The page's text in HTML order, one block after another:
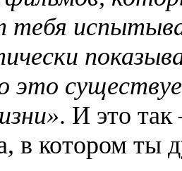
тебя
. И это
в котором ты